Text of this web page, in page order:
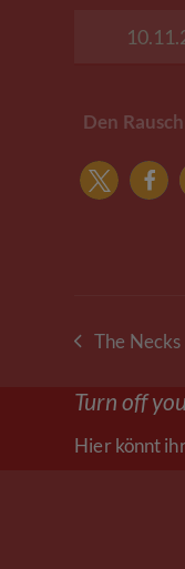
Den
vorheriger
The Necks
Turn off
Hier könnt